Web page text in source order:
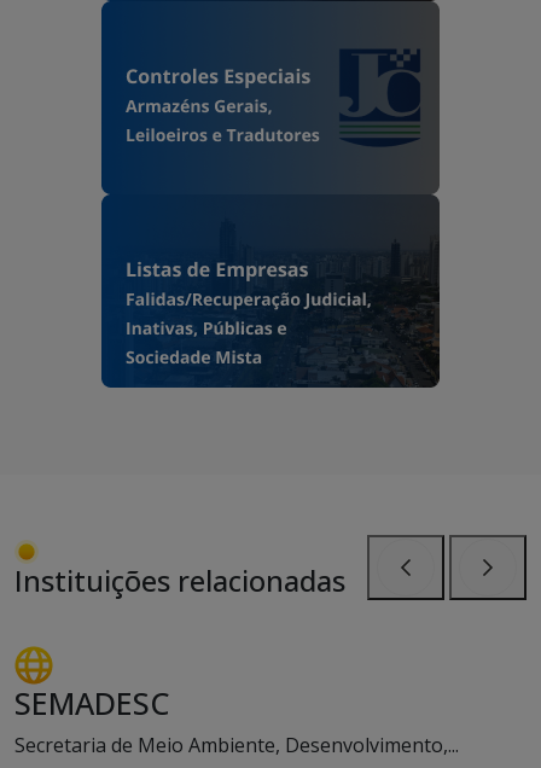
Instituições relacionadas
SEMADESC
Secretaria de Meio Ambiente, Desenvolvimento,...